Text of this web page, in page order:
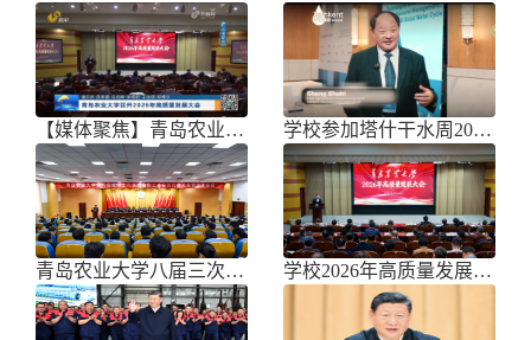
【媒体聚焦】青岛农业大学召开202 学校参加塔什干水周2026国际论坛
青岛农业大学八届三次双代会胜利召开 学校2026年高质量发展大会召开